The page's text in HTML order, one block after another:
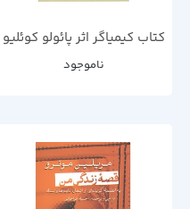
کتاب کیمیاگر اثر پائولو کوئلیو
ناموجود